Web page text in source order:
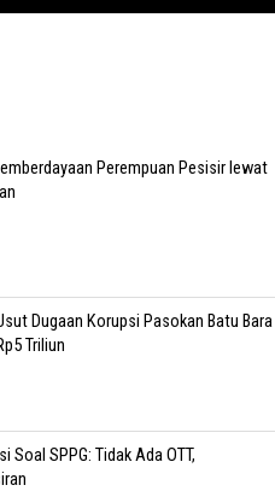
Perempuan Pesisir lewat
Dugaan Korupsi Pasokan Batu Bara
Triliun
SPPG: Tidak Ada OTT,